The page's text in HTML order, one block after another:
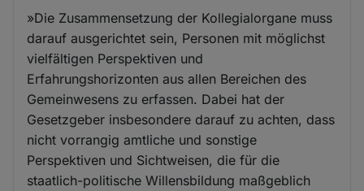
»Die Zusammensetzung der Kollegialorgane muss
darauf ausgerichtet sein, Personen mit möglichst
vielfältigen Perspektiven und
Erfahrungshorizonten aus allen Bereichen des
Gemeinwesens zu erfassen. Dabei hat der
Gesetzgeber insbesondere darauf zu achten, dass
nicht vorrangig amtliche und sonstige
Perspektiven und Sichtweisen, die für die
staatlich-politische Willensbildung maßgeblich